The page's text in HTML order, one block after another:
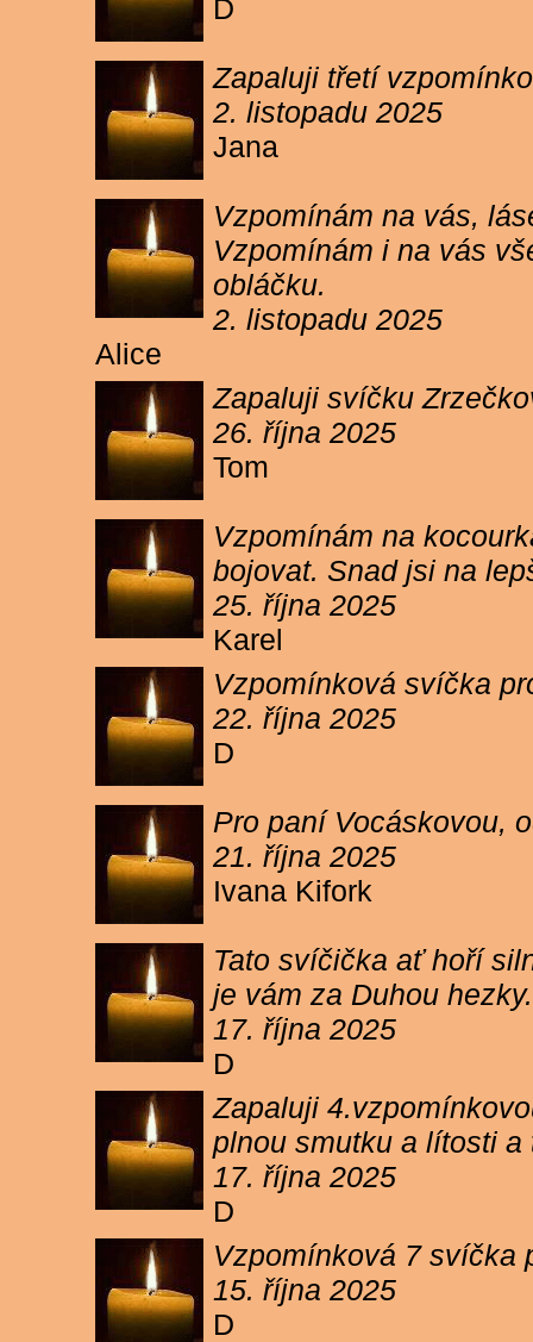
D
Zapaluji třetí
2. listopadu 2025
Jana
Vzpomínám na vás,
Vzpomínám i na vás
obláčku.
2. listopadu 2025
Alice
Zapaluji svíčku
26. října 2025
Tom
Vzpomínám na
bojovat. Snad jsi na
25. října 2025
Karel
Vzpomínková svíčka
22. října 2025
D
Pro paní Vocáskovou,
21. října 2025
Ivana Kifork
Tato svíčička ať hoří
je vám za Duhou
17. října 2025
D
Zapaluji
plnou smutku a lítosti
17. října 2025
D
Vzpomínková 7 svíčka
15. října 2025
D